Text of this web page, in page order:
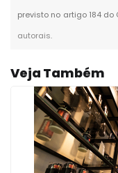
previsto no artigo 184 do
autorais.
Veja Também